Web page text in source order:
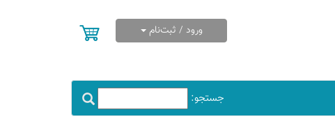
ورود / ثبت‌نام
جستجو: